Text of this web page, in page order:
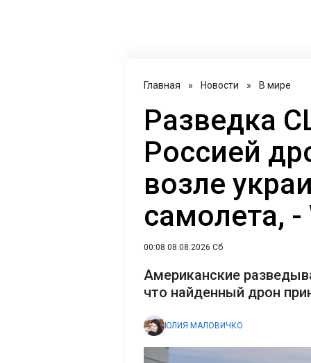
Главная » Новости » В мире
Разведка
Россией
возле
самолета, -
00:08 08.08.2026 Сб
Американские
что найденный дрон
ЮЛИЯ МАЛОВИЧКО